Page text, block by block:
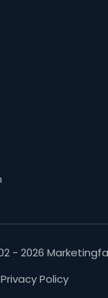
- 2026
Privacy Policy